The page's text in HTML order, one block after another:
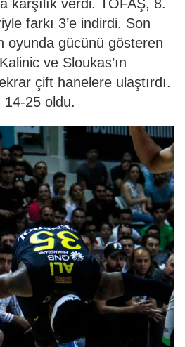
karşılık verdi. TOFAŞ, 8.
farkı 3’e indirdi. Son
oyunda gücünü gösteren
ve Sloukas’ın
çift hanelere ulaştırdı.
14-25 oldu.